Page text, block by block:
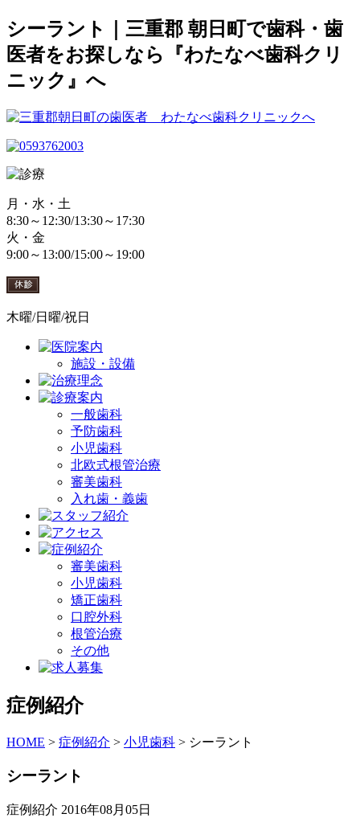
シーラント｜三重郡 朝日町で歯科・歯
医者をお探しなら『わたなべ歯科クリ
ニック』へ
月・水・土
8:30～12:30/13:30～17:30
火・金
9:00～13:00/15:00～19:00
木曜/日曜/祝日
施設・設備
一般歯科
予防歯科
小児歯科
北欧式根管治療
審美歯科
入れ歯・義歯
審美歯科
小児歯科
矯正歯科
口腔外科
根管治療
その他
症例紹介
HOME > 症例紹介 > 小児歯科 > シーラント
シーラント
症例紹介 2016年08月05日